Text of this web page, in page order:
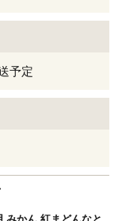
予定